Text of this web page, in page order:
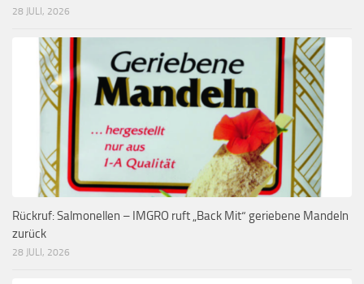
28 JULI, 2026
Rückruf: Salmonellen – IMGRO ruft „Back Mit“ geriebene Mandeln
zurück
28 JULI, 2026